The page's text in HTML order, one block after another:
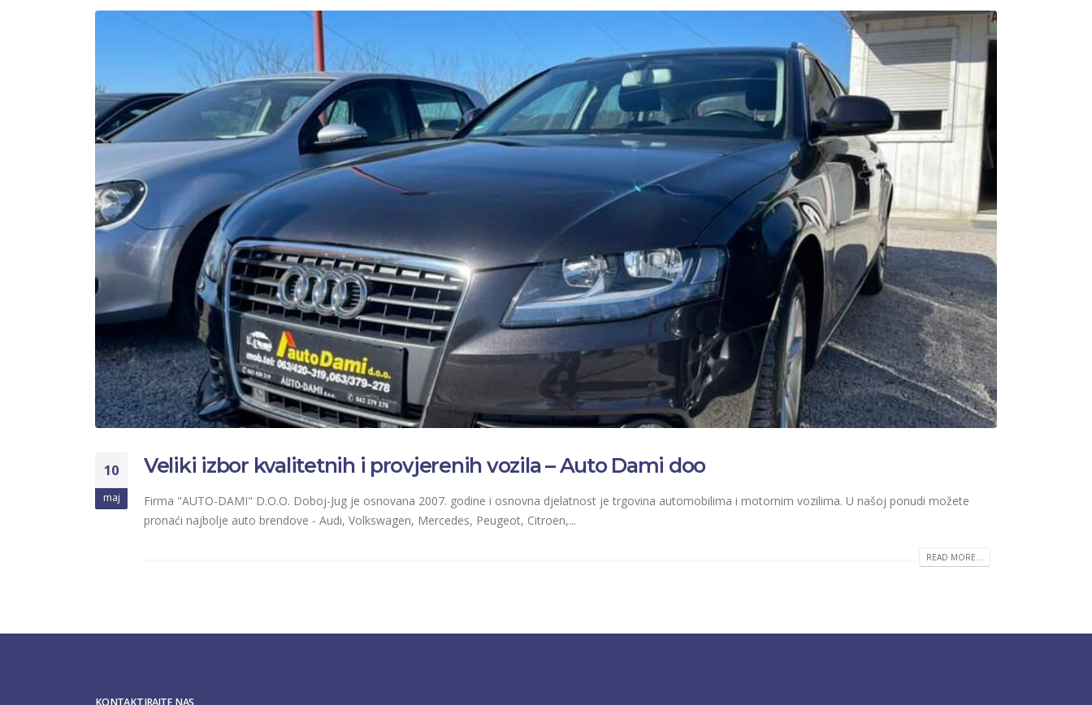
10
maj
Veliki izbor kvalitetnih i provjerenih vozila – Auto Dami doo
Firma "AUTO-DAMI" D.O.O. Doboj-Jug je osnovana 2007. godine i osnovna djelatnost je trgovina automobilima i motornim vozilima. U našoj ponudi možete
pronaći najbolje auto brendove - Audi, Volkswagen, Mercedes, Peugeot, Citroen,...
READ MORE...